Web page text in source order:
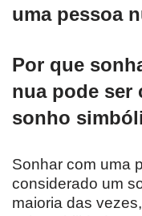
uma pessoa
Por que
nua pode ser
sonho
Sonhar com uma
considerado um
maioria das